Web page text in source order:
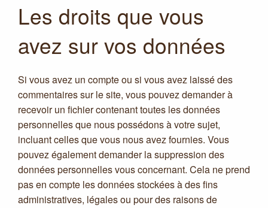
Les droits que vous
avez sur vos données
Si vous avez un compte ou si vous avez laissé des
commentaires sur le site, vous pouvez demander à
recevoir un fichier contenant toutes les données
personnelles que nous possédons à votre sujet,
incluant celles que vous nous avez fournies. Vous
pouvez également demander la suppression des
données personnelles vous concernant. Cela ne prend
pas en compte les données stockées à des fins
administratives, légales ou pour des raisons de